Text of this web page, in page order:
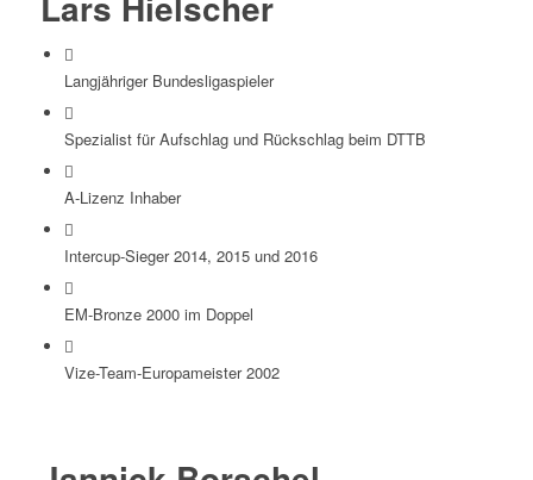
Langjähriger Bundesligaspieler
Spezialist für Aufschlag und Rückschlag beim DTTB
A-Lizenz Inhaber
Intercup-Sieger 2014, 2015 und 2016
EM-Bronze 2000 im Doppel
Vize-Team-Europameister 2002